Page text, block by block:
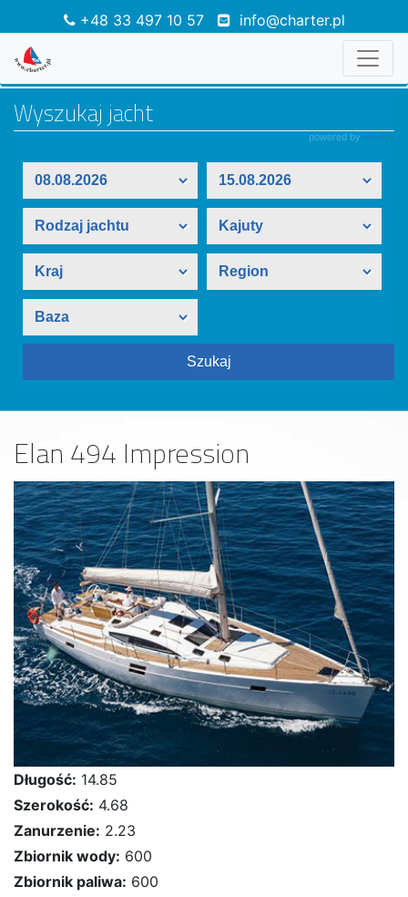
+48 33 497 10 57 info@charter.pl
Elan 494 Impression
Długość: 14.85
Szerokość: 4.68
Zanurzenie: 2.23
Zbiornik wody: 600
Zbiornik paliwa: 600